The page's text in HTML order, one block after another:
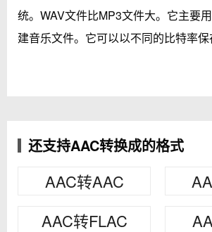
统。WAV文件比MP3文件大。它主要
建音乐文件。它可以以不同的比特率保
还支持AAC转换成的格式
AAC转AAC
AAC转FLAC